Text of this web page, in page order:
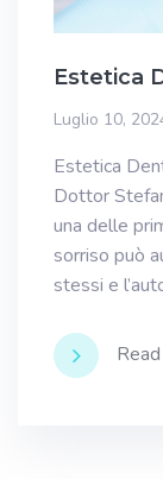
Estetica
Luglio 10,
Estetica
Dottor
una delle
sorriso può
stessi e